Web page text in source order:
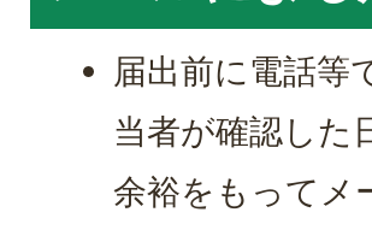
届出前に電話等
当者が確認した
余裕をもってメ